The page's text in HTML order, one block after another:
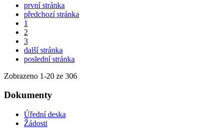
první stránka
předchozí stránka
1
2
3
další stránka
poslední stránka
Zobrazeno 1-20 ze 306
Dokumenty
Úřední deska
Žádosti